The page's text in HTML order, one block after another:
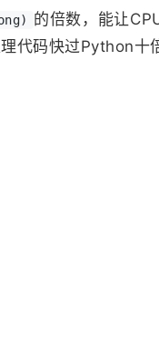
的倍数，能让
代码快过Python十